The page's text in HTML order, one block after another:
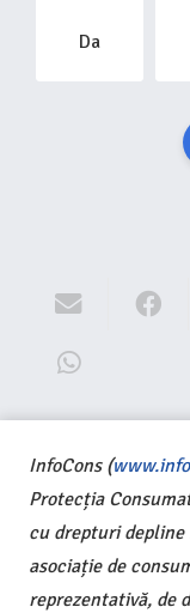
Da
InfoCons (
Protecția
cu drepturi
asociație de
reprezentativă, de